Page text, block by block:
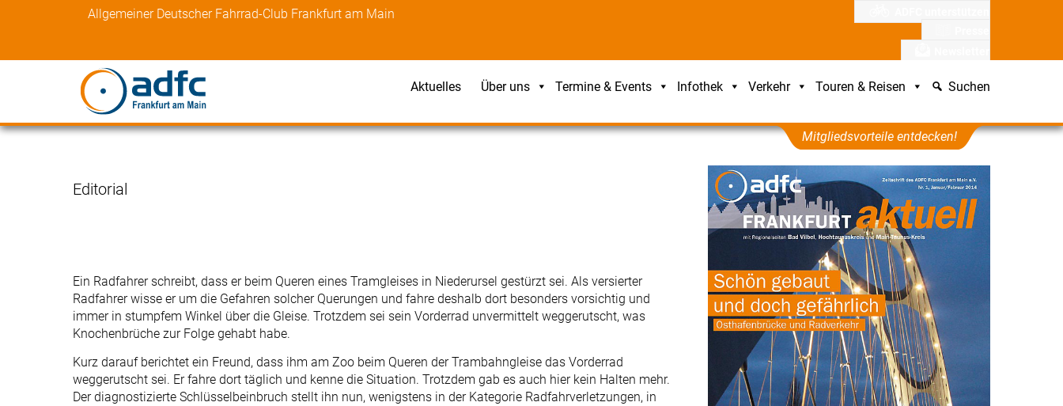
Allgemeiner Deutscher Fahrrad-Club Frankfurt am Main
Aktuelles Über uns Termine & Events Infothek Verkehr Touren & Reisen Suchen
Mitgliedsvorteile entdecken!
Editorial
Ein Radfahrer schreibt, dass er beim Queren eines Tramgleises in Niederursel gestürzt sei. Als versierter
Radfahrer wisse er um die Gefahren solcher Querungen und fahre deshalb dort besonders vorsichtig und
immer in stumpfem Winkel über die Gleise. Trotzdem sei sein Vorderrad unvermittelt weggerutscht, was
Knochenbrüche zur Folge gehabt habe.
Kurz darauf berichtet ein Freund, dass ihm am Zoo beim Queren der Trambahngleise das Vorderrad
weggerutscht sei. Er fahre dort täglich und kenne die Situation. Trotzdem gab es auch hier kein Halten mehr.
Der diagnostizierte Schlüsselbeinbruch stellt ihn nun, wenigstens in der Kategorie Radfahrverletzungen, in